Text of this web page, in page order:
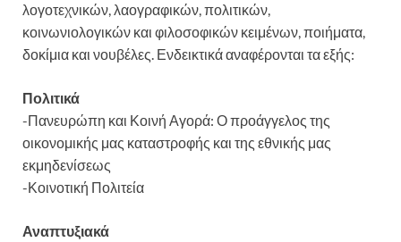
λογοτεχνικών, λαογραφικών, πολιτικών,
κοινωνιολογικών και φιλοσοφικών κειμένων, ποιήματα,
δοκίμια και νουβέλες. Ενδεικτικά αναφέρονται τα εξής:
Πολιτικά
-Πανευρώπη και Κοινή Αγορά: Ο προάγγελος της
οικονομικής μας καταστροφής και της εθνικής μας
εκμηδενίσεως
-Κοινοτική Πολιτεία
Αναπτυξιακά